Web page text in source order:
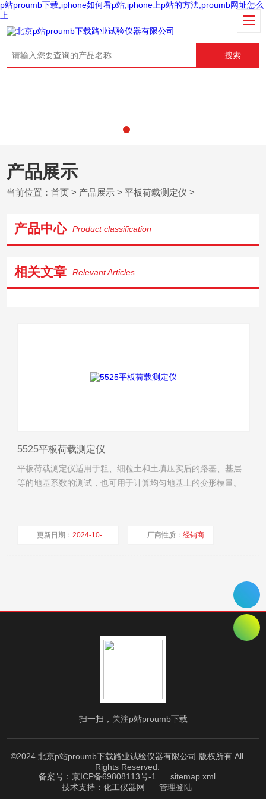
p站proumb下载,iphone如何看p站,iphone上p站的方法,proumb网址怎么
上
搜索
产品展示
当前位置：首页 > 产品展示 >平板荷载测定仪 >
产品中心 Product classification
相关文章 Relevant Articles
5525平板荷载测定仪
平板荷载测定仪适用于粗、细粒土和土填压实后的路基、基层
等的地基系数的测试，也可用于计算均匀地基土的变形模量。
更新日期：2024-10-25 厂商性质：经销商
扫一扫，关注p站proumb下载
©2024 北京p站proumb下载路业试验仪器有限公司 版权所有 All
Rights Reserved.
备案号：京ICP备69808113号-1
sitemap.xml
技术支持： 化工仪器网 管理登陆